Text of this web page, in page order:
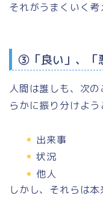
それがうまくいく考
③「良い」、「
人間は誰しも、次
らかに振り分けよう
出来事
状況
他人
しかし、それらは